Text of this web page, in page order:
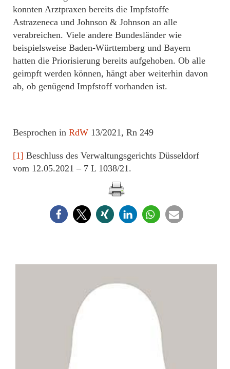
konnten Arztpraxen bereits die Impfstoffe
Astrazeneca und Johnson & Johnson an alle
verabreichen. Viele andere Bundesländer wie
beispielsweise Baden-Württemberg und Bayern
hatten die Priorisierung bereits aufgehoben. Ob alle
geimpft werden können, hängt aber weiterhin davon
ab, ob genügend Impfstoff vorhanden ist.
Besprochen in RdW 13/2021, Rn 249
[1] Beschluss des Verwaltungsgerichts Düsseldorf
vom 12.05.2021 – 7 L 1038/21.